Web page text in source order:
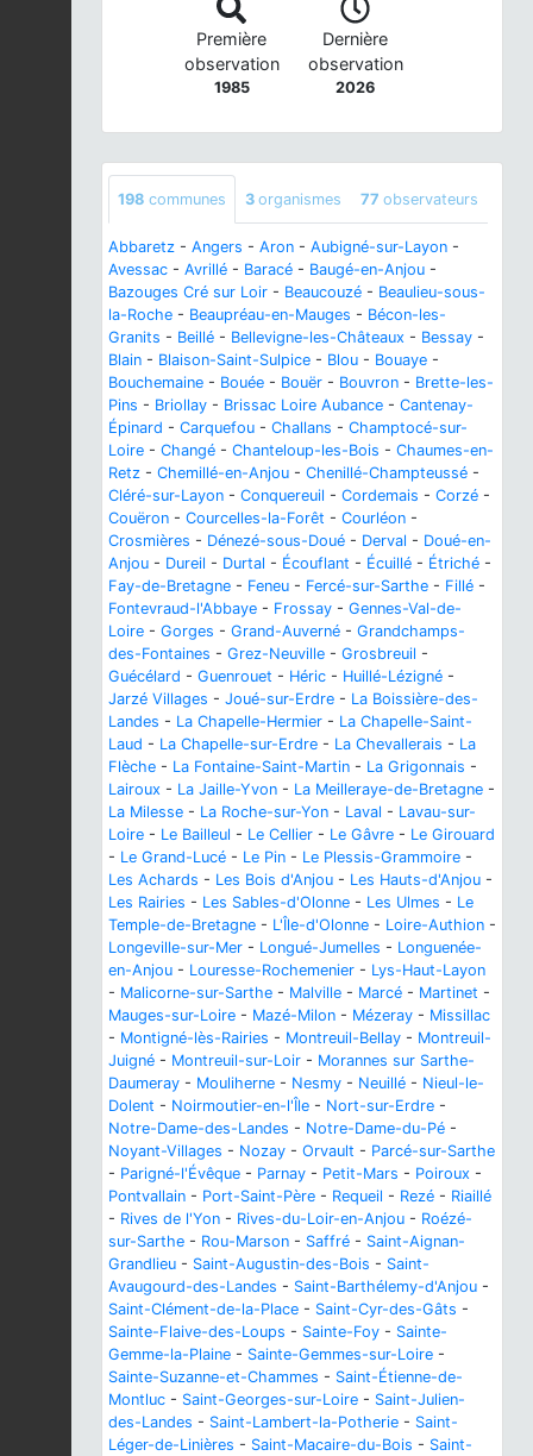
Première
observation
1985
Dernière
observation
2026
198 communes 3 organismes 77 observateurs
Abbaretz - Angers - Aron - Aubigné-sur-Layon -
Avessac - Avrillé - Baracé - Baugé-en-Anjou -
Bazouges Cré sur Loir - Beaucouzé - Beaulieu-sous-
la-Roche - Beaupréau-en-Mauges - Bécon-les-
Granits - Beillé - Bellevigne-les-Châteaux - Bessay -
Blain - Blaison-Saint-Sulpice - Blou - Bouaye -
Bouchemaine - Bouée - Bouër - Bouvron - Brette-les-
Pins - Briollay - Brissac Loire Aubance - Cantenay-
Épinard - Carquefou - Challans - Champtocé-sur-
Loire - Changé - Chanteloup-les-Bois - Chaumes-en-
Retz - Chemillé-en-Anjou - Chenillé-Champteussé -
Cléré-sur-Layon - Conquereuil - Cordemais - Corzé -
Couëron - Courcelles-la-Forêt - Courléon -
Crosmières - Dénezé-sous-Doué - Derval - Doué-en-
Anjou - Dureil - Durtal - Écouflant - Écuillé - Étriché -
Fay-de-Bretagne - Feneu - Fercé-sur-Sarthe - Fillé -
Fontevraud-l'Abbaye - Frossay - Gennes-Val-de-
Loire - Gorges - Grand-Auverné - Grandchamps-
des-Fontaines - Grez-Neuville - Grosbreuil -
Guécélard - Guenrouet - Héric - Huillé-Lézigné -
Jarzé Villages - Joué-sur-Erdre - La Boissière-des-
Landes - La Chapelle-Hermier - La Chapelle-Saint-
Laud - La Chapelle-sur-Erdre - La Chevallerais - La
Flèche - La Fontaine-Saint-Martin - La Grigonnais -
Lairoux - La Jaille-Yvon - La Meilleraye-de-Bretagne -
La Milesse - La Roche-sur-Yon - Laval - Lavau-sur-
Loire - Le Bailleul - Le Cellier - Le Gâvre - Le Girouard
- Le Grand-Lucé - Le Pin - Le Plessis-Grammoire -
Les Achards - Les Bois d'Anjou - Les Hauts-d'Anjou -
Les Rairies - Les Sables-d'Olonne - Les Ulmes - Le
Temple-de-Bretagne - L'Île-d'Olonne - Loire-Authion -
Longeville-sur-Mer - Longué-Jumelles - Longuenée-
en-Anjou - Louresse-Rochemenier - Lys-Haut-Layon
- Malicorne-sur-Sarthe - Malville - Marcé - Martinet -
Mauges-sur-Loire - Mazé-Milon - Mézeray - Missillac
- Montigné-lès-Rairies - Montreuil-Bellay - Montreuil-
Juigné - Montreuil-sur-Loir - Morannes sur Sarthe-
Daumeray - Mouliherne - Nesmy - Neuillé - Nieul-le-
Dolent - Noirmoutier-en-l'Île - Nort-sur-Erdre -
Notre-Dame-des-Landes - Notre-Dame-du-Pé -
Noyant-Villages - Nozay - Orvault - Parcé-sur-Sarthe
- Parigné-l'Évêque - Parnay - Petit-Mars - Poiroux -
Pontvallain - Port-Saint-Père - Requeil - Rezé - Riaillé
- Rives de l'Yon - Rives-du-Loir-en-Anjou - Roézé-
sur-Sarthe - Rou-Marson - Saffré - Saint-Aignan-
Grandlieu - Saint-Augustin-des-Bois - Saint-
Avaugourd-des-Landes - Saint-Barthélemy-d'Anjou -
Saint-Clément-de-la-Place - Saint-Cyr-des-Gâts -
Sainte-Flaive-des-Loups - Sainte-Foy - Sainte-
Gemme-la-Plaine - Sainte-Gemmes-sur-Loire -
Sainte-Suzanne-et-Chammes - Saint-Étienne-de-
Montluc - Saint-Georges-sur-Loire - Saint-Julien-
des-Landes - Saint-Lambert-la-Potherie - Saint-
Léger-de-Linières - Saint-Macaire-du-Bois - Saint-